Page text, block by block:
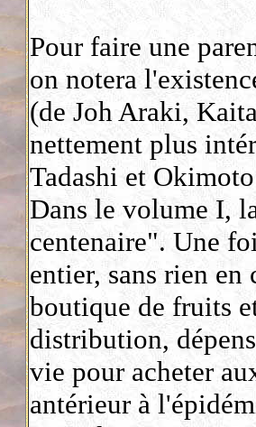
Pour faire une
on notera
(de Joh Araki,
nettement plus
Tadashi et
Dans le volume I,
centenaire". Une
entier, sans rien
boutique de fruits
distribution,
vie pour acheter
antérieur à